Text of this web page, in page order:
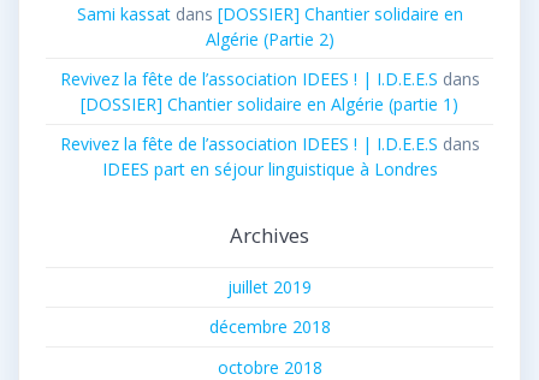
Sami kassatdans [DOSSIER] Chantier solidaire en
Algérie (Partie 2)
Revivez la fête de l’association IDEES ! | I.D.E.E.S dans
[DOSSIER] Chantier solidaire en Algérie (partie 1)
Revivez la fête de l’association IDEES ! | I.D.E.E.S dans
IDEES part en séjour linguistique à Londres
Archives
juillet 2019
décembre 2018
octobre 2018